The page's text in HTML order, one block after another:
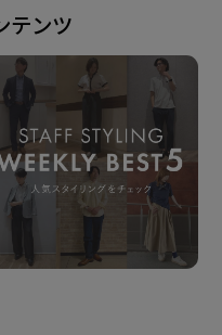
いデザインのパープル織
せてもどちらもおすす
テンツ